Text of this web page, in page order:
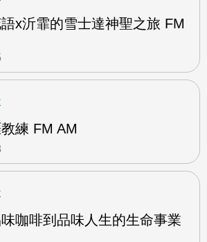
x沂霏的雪士達神聖之旅 FM
練 FM AM
咖啡到品味人生的生命事業